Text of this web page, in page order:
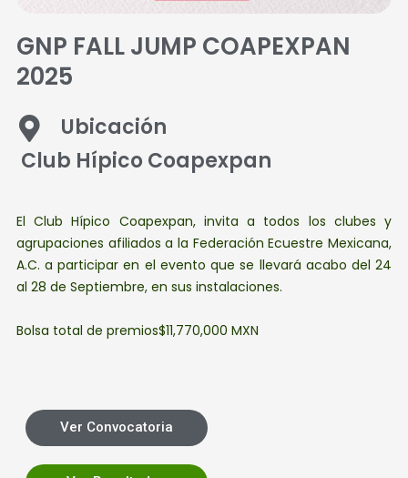
GNP FALL JUMP COAPEXPAN
2025
Ubicación
Club Hípico Coapexpan
El Club Hípico Coapexpan, invita a todos los clubes y
agrupaciones afiliados a la Federación Ecuestre Mexicana,
A.C. a participar en el evento que se llevará acabo del 24
al 28 de Septiembre, en sus instalaciones.
Bolsa total de premios$11,770,000 MXN
Ver Convocatoria